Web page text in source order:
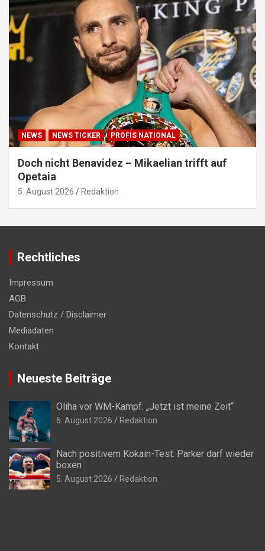
NEWS NEWS TICKER PROFIS NATIONAL
Doch nicht Benavidez – Mikaelian trifft auf
Opetaia
5. August 2026 Redaktion
Rechtliches
Impressum
AGB
Datenschutz / Disclaimer
Mediadaten
Kontakt
Neueste Beiträge
Oliha vor WM-Kampf: „Jetzt ist meine Zeit“
6. August 2026 Redaktion
Nach positivem Kokain-Test: Parker darf wieder
boxen
5. August 2026 Redaktion